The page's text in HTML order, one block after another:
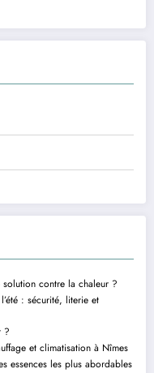
contre la chaleur ?
: sécurité, literie et
?
et climatisation à Nîmes
essences les plus abordables